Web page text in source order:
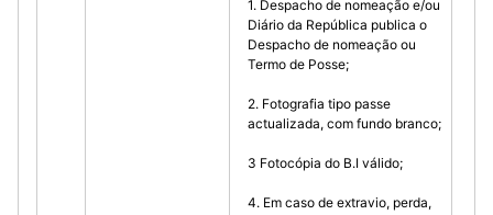
1. Despacho de nomeação e/ou
Diário da República publica o
Despacho de nomeação ou
Termo de Posse;
2. Fotografia tipo passe
actualizada, com fundo branco;
3 Fotocópia do B.I válido;
4. Em caso de extravio, perda,